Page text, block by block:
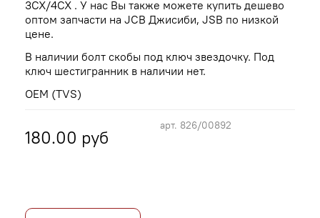
арт. 826/00892
180.00 руб
3CX/4CX . У нас Вы также можете купить дешево
оптом запчасти на JCB Джисиби, JSB по низкой
цене.
В наличии болт скобы под ключ звездочку. Под
ключ шестигранник в наличии нет.
ОЕМ (TVS)